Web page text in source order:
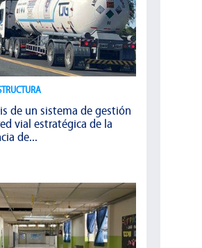
de un sistema de gestión
vial estratégica de la
de...